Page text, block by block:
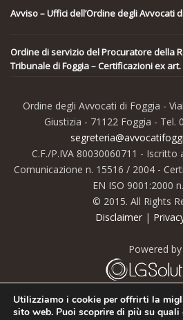
Avviso – Uffici dell’Ordine degli Avvocati
Ordine di servizio del Procuratore della
Tribunale di Foggia – Certificazioni ex art.
Ordine degli Avvocati di Foggia -
Giustizia - 71122 Foggia - Tel.
C.F./P.IVA 80030060711 - Iscritto
Comunicazione n. 15516 / 2004 -
EN ISO 9001:2000
© 2015. All Rights
Disclaimer |
Powered by
Utilizziamo i cookie per offrirti la
sito web. Puoi scoprire di più su